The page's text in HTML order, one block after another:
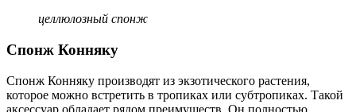
целлюлозный спонж
Спонж Конняку
Спонж Конняку производят из экзотического растения,
которое можно встретить в тропиках или субтропиках. Такой
аксессуар обладает рядом преимуществ. Он полностью